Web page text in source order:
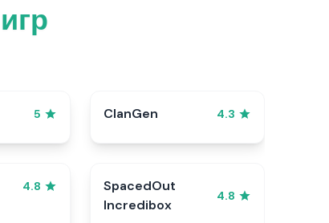
5 ClanGen 4.3
4.8
SpacedOut
Incredibox
4.8